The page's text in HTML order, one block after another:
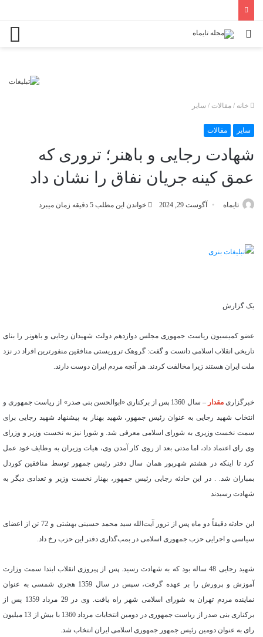
جستجو
خانه / مقالات / سایر
سایر مقالات
شهادت رجایی و باهنر؛ تروری که
عمق کینه جریان نفاق را نشان داد
تایماه آگوست 29, 2024 خواندن این مطلب 5 دقیقه زمان میبرد
یک گزارش
عضو کمیسیون ریاست جمهوری مجلس دوازدهم دولت شهیدان رجایی و باهونر را بنای
تاریخی انقلاب اسلامی دانست و گفت: گروهک تروریستی منافقین منفورترین افراد در نزد
ملت ایران هستند زیرا مخالفت کردند. هر آنچه مردم ایران دوست دارند.
خبرگزاریمقدار
– سال 1360 پس از برکناری «ابوالحسن بنی صدر» از ریاست جمهوری و
انتخاب شهید رجایی به عنوان رئیس جمهور، شهید بهنار به پیشنهاد شهید رجایی برای
سمت نخست وزیری به شورای اسلامی معرفی شد. و شورا نیز به نخست وزیر و وزرای
وی رای اعتماد داد، اما مدتی بعد از روی کار آمدن وی، هیات وزیران به وظایف خود عمل
کرد تا اینکه در هشتم شهرپور همان سال دفتر رئیس جمهور توسط منافقین کوردل
بمباران شد. . در این حادثه رجایی رئیس جمهور، بهنار نخست وزیر و تعدادی دیگر به
شهادت رسیدند
این حادثه دقیقاً دو ماه پس از ترور آیت‌الله سید محمد حسینی بهشتی و 72 تن از اعضای
سیاسی و اجرایی حزب جمهوری اسلامی در بمب‌گذاری دفتر این حزب رخ داد.
شهید رجایی 48 ساله بود که به شهادت رسید. پس از پیروزی انقلاب ابتدا سمت وزارت
آموزش و پرورش را بر عهده گرفت، سپس در سال 1359 هجری شمسی به عنوان
نماینده مردم تهران به شورای اسلامی شهر راه یافت. وی در 29 مرداد 1359 پس از
برکناری بنی صدر از ریاست جمهوری در دومین انتخابات مرداد 1360 با بیش از 13 میلیون
رای به عنوان دومین رئیس جمهور جمهوری اسلامی ایران انتخاب شد.